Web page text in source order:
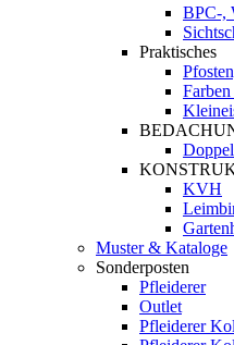
BPC-,
Praktisches
KVH
Muster & Kataloge
Sonderposten
Pfleiderer
Outlet
Pfleiderer